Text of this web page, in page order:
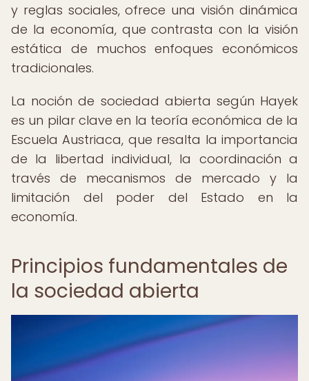
y reglas sociales, ofrece una visión dinámica
de la economía, que contrasta con la visión
estática de muchos enfoques económicos
tradicionales.
La noción de sociedad abierta según Hayek
es un pilar clave en la teoría económica de la
Escuela Austriaca, que resalta la importancia
de la libertad individual, la coordinación a
través de mecanismos de mercado y la
limitación del poder del Estado en la
economía.
Principios fundamentales de
la sociedad abierta